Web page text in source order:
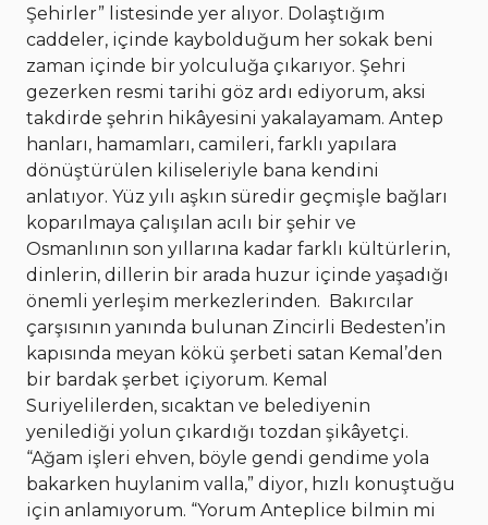
Şehirler” listesinde yer alıyor. Dolaştığım
caddeler, içinde kaybolduğum her sokak beni
zaman içinde bir yolculuğa çıkarıyor. Şehri
gezerken resmi tarihi göz ardı ediyorum, aksi
takdirde şehrin hikâyesini yakalayamam. Antep
hanları, hamamları, camileri, farklı yapılara
dönüştürülen kiliseleriyle bana kendini
anlatıyor. Yüz yılı aşkın süredir geçmişle bağları
koparılmaya çalışılan acılı bir şehir ve
Osmanlının son yıllarına kadar farklı kültürlerin,
dinlerin, dillerin bir arada huzur içinde yaşadığı
önemli yerleşim merkezlerinden.
Bakırcılar
çarşısının yanında bulunan Zincirli Bedesten’in
kapısında meyan kökü şerbeti satan Kemal’den
bir bardak şerbet içiyorum. Kemal
Suriyelilerden, sıcaktan ve belediyenin
yenilediği yolun çıkardığı tozdan şikâyetçi.
“Ağam işleri ehven, böyle gendi gendime yola
bakarken huylanim valla,” diyor, hızlı konuştuğu
için anlamıyorum. “Yorum Anteplice bilmin mi